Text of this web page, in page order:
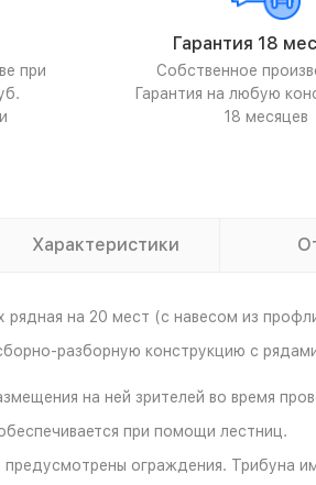
при
Гарантия 18
Собственное
Гарантия на любую
18 месяцев
Характеристики
рядная на 20 мест (с навесом из
разборную конструкцию с
на ней зрителей во время
при помощи лестниц.
ограждения. Трибуна